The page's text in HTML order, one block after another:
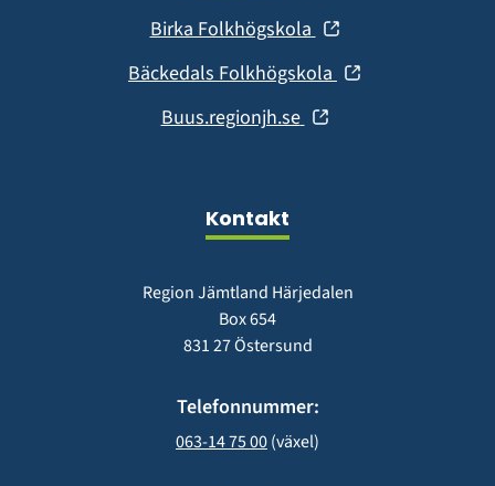
nytt
fönster)
Birka Folkhögskola (öppnas
nytt
fönster)
Bäckedals Folkhögskola (öppnas
Buus.regionjh.se (öppnas
Kontakt
Region Jämtland Härjedalen
Box 654
831 27 Östersund
Telefonnummer:
063-14 75 00 (växel)